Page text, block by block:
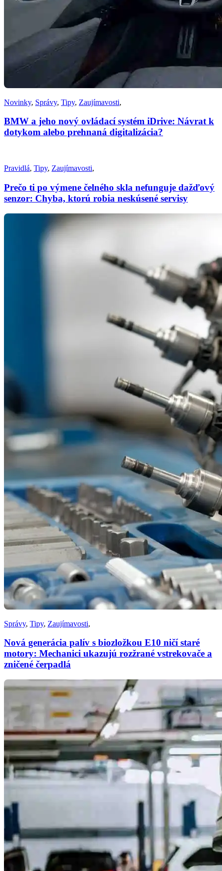
Novinky, Správy, Tipy, Zaujímavosti,
BMW a jeho nový ovládací systém iDrive: Návrat k
dotykom alebo prehnaná digitalizácia?
Pravidlá, Tipy, Zaujímavosti,
Prečo ti po výmene čelného skla nefunguje dažďový
senzor: Chyba, ktorú robia neskúsené servisy
Správy, Tipy, Zaujímavosti,
Nová generácia palív s biozložkou E10 ničí staré
motory: Mechanici ukazujú rozžrané vstrekovače a
zničené čerpadlá